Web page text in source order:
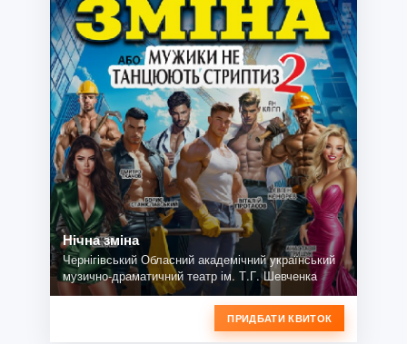
Нічна зміна
Чернігівський Обласний академічний український
музично-драматичний театр ім. Т.Г. Шевченка
ПРИДБАТИ КВИТОК